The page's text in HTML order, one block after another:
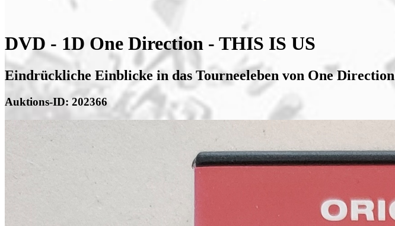
DVD - 1D One Direction - THIS IS US
Eindrückliche Einblicke in das Tourneeleben von One Direction
Auktions-ID: 202366